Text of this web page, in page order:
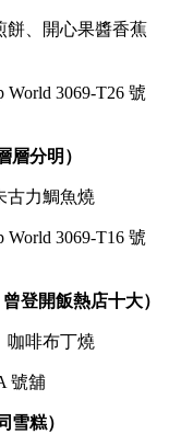
餅、開心果醬香蕉
World 3069-T26 號
層分明）
古力鯛魚燒
World 3069-T16 號
登開飯熱店十大）
咖啡布丁燒
號舖
雪糕）